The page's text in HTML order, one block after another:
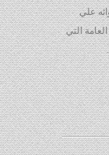
علي
التي